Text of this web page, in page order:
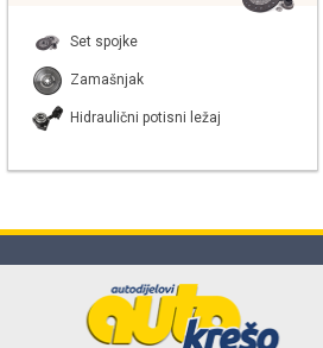
Set spojke
Zamašnjak
Hidraulični potisni ležaj